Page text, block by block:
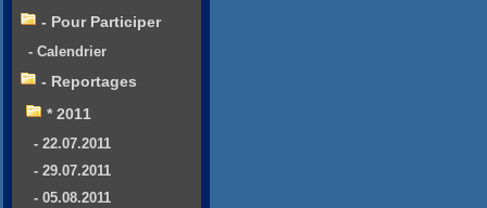
- Pour Participer
- Calendrier
- Reportages
* 2011
- 22.07.2011
- 29.07.2011
- 05.08.2011